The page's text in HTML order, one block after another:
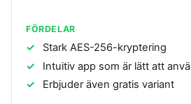
FÖRDELAR
Stark AES-256-kryptering
Intuitiv app som är lätt att
Erbjuder även gratis variant